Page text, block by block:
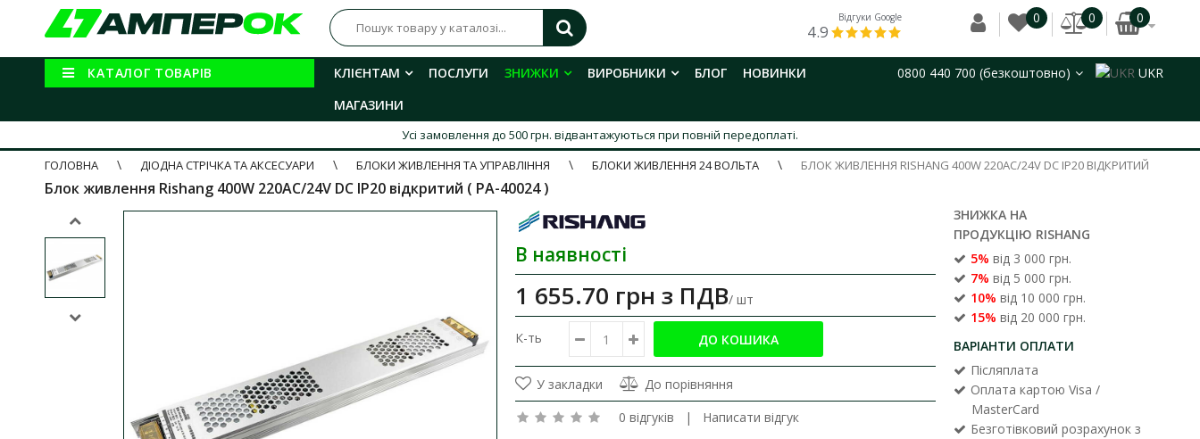
Відгуки Google
4.9
0 0 0
КАТАЛОГ ТОВАРІВ КЛІЄНТАМ ПОСЛУГИ ЗНИЖКИ ВИРОБНИКИ БЛОГ
НОВИНКИ
МАГАЗИНИ
0800 440 700 (безкоштовно) UKR
Усі замовлення до 500 грн. відвантажуються при повній передоплаті.
ГОЛОВНА
ДІОДНА СТРІЧКА ТА АКСЕСУАРИ БЛОКИ ЖИВЛЕННЯ ТА УПРАВЛІННЯ БЛОКИ ЖИВЛЕННЯ 24 ВОЛЬТА БЛОК ЖИВЛЕННЯ RISHANG 400W 220AC/24V DC IP20 ВІДКРИТИЙ
Блок живлення Rishang 400W 220AC/24V DC IP20 відкритий ( PA-40024 )
В наявності
1 655.70 грн з ПДВ/ шт
К-ть
У закладки
До порівняння
0 відгуків | Написати відгук
ЗНИЖКА НА
ПРОДУКЦІЮ RISHANG
5% від 3 000 грн.
7% від 5 000 грн.
10% від 10 000 грн.
15% від 20 000 грн.
ВАРІАНТИ ОПЛАТИ
Післяплата
Оплата картою Visa /
MasterCard
Безготівковий розрахунок з